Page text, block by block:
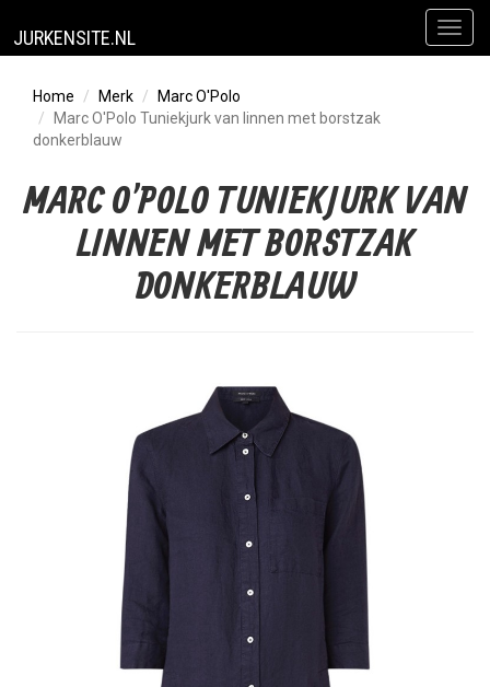
JURKENSITE.NL
Home Merk
Marc O'Polo
Marc O'Polo Tuniekjurk van linnen met borstzak
donkerblauw
MARC O'POLO TUNIEKJURK VAN
LINNEN MET BORSTZAK
DONKERBLAUW